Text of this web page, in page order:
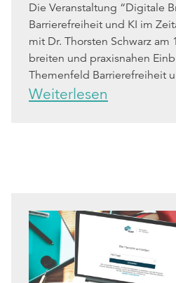
Die Veranstaltung “Digitale
Barrierefreiheit und KI im
mit Dr. Thorsten Schwarz
breiten und praxisnahen
Themenfeld Barrierefreiheit
Weiterlesen